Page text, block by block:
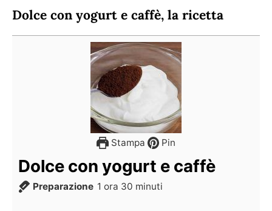
Dolce con yogurt e caffè, la ricetta
Stampa Pin
Dolce con yogurt e caffè
Preparazione 1 ora 30 minuti